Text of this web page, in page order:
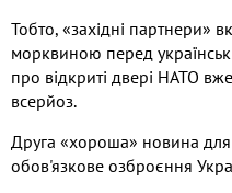
Тобто, «західні партнери»
морквиною перед
про відкриті двері НАТО
всерйоз.
Друга «хороша» новина
обов'язкове озброєння